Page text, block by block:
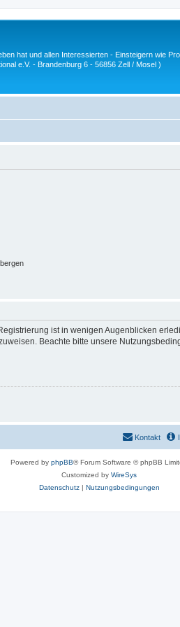
hat und allen Interessierten - Einsteigern wie
e.V. - Brandenburg 6 - 56856 Zell / Mosel )
ist in wenigen Augenblicken
Beachte bitte unsere
Kontakt
Powered by phpBB® Forum Software © phpBB
Customized by WireSys
Datenschutz| Nutzungsbedingungen